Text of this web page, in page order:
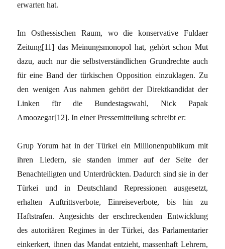
erwarten hat.
Im Osthessischen Raum, wo die konservative Fuldaer
Zeitung[11] das Meinungsmonopol hat, gehört schon Mut
dazu, auch nur die selbstverständlichen Grundrechte auch
für eine Band der türkischen Opposition einzuklagen. Zu
den wenigen Aus nahmen gehört der Direktkandidat der
Linken für die Bundestagswahl, Nick Papak
Amoozegar[12]. In einer Pressemitteilung schreibt er:
Grup Yorum hat in der Türkei ein Millionenpublikum mit
ihren Liedern, sie standen immer auf der Seite der
Benachteiligten und Unterdrückten. Dadurch sind sie in der
Türkei und in Deutschland Repressionen ausgesetzt,
erhalten Auftrittsverbote, Einreiseverbote, bis hin zu
Haftstrafen. Angesichts der erschreckenden Entwicklung
des autoritären Regimes in der Türkei, das Parlamentarier
einkerkert, ihnen das Mandat entzieht, massenhaft Lehrern,